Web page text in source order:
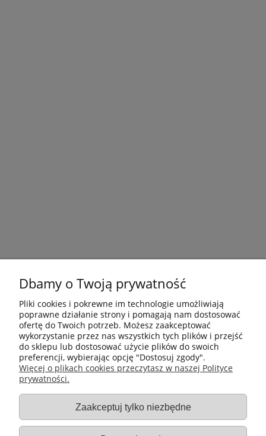
Płatności i dostawa
Gastro-Pol
Dbamy o Twoją prywatność
Pliki cookies i pokrewne im technologie umożliwiają
poprawne działanie strony i pomagają nam dostosować
ofertę do Twoich potrzeb. Możesz zaakceptować
wykorzystanie przez nas wszystkich tych plików i przejść
do sklepu lub dostosować użycie plików do swoich
preferencji, wybierając opcję "Dostosuj zgody".
Więcej o plikach cookies przeczytasz w naszej Polityce
prywatności.
Zaakceptuj tylko niezbędne